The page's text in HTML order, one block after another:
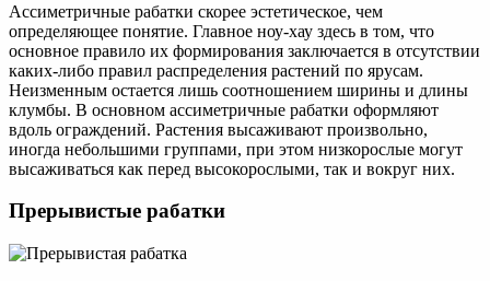
Ассиметричные рабатки скорее эстетическое, чем
определяющее понятие. Главное ноу-хау здесь в том, что
основное правило их формирования заключается в отсутствии
каких-либо правил распределения растений по ярусам.
Неизменным остается лишь соотношением ширины и длины
клумбы. В основном ассиметричные рабатки оформляют
вдоль ограждений. Растения высаживают произвольно,
иногда небольшими группами, при этом низкорослые могут
высаживаться как перед высокорослыми, так и вокруг них.
Прерывистые рабатки